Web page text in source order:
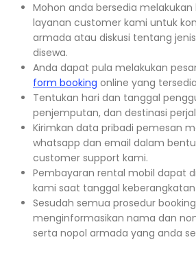
Mohon anda bersedia
layanan customer kami untuk
armada atau diskusi tentang
disewa.
Anda dapat pula melakukan
form booking online yang
Tentukan hari dan tanggal
penjemputan, dan destinasi
Kirimkan data pribadi pemesan
whatsapp dan email dalam
customer support kami.
Pembayaran rental mobil dapat
kami saat tanggal
Sesudah semua prosedur
menginformasikan nama dan
serta nopol armada yang anda